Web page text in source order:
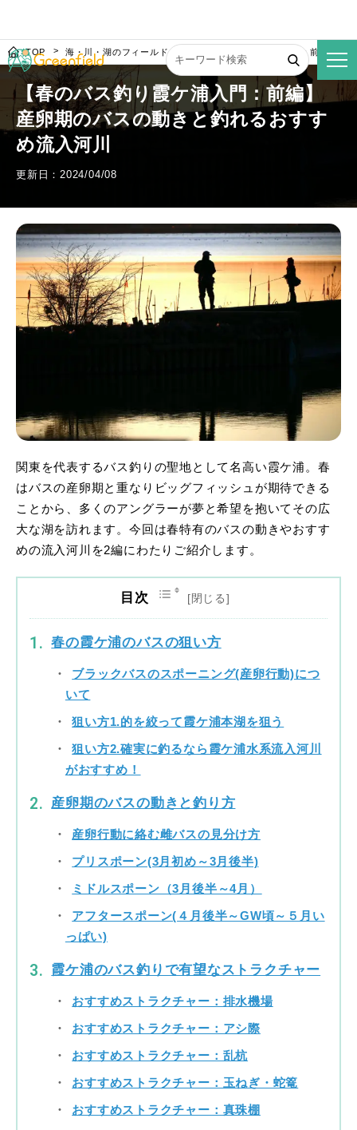
TOP 海・川・湖のフィールド 【春のバス釣り霞ケ浦入門：前編】産
【春のバス釣り霞ケ浦入門：前編】
産卵期のバスの動きと釣れるおすす
め流入河川
更新日：2024/04/08
関東を代表するバス釣りの聖地として名高い霞ケ浦。春
はバスの産卵期と重なりビッグフィッシュが期待できる
ことから、多くのアングラーが夢と希望を抱いてその広
大な湖を訪れます。今回は春特有のバスの動きやおすす
めの流入河川を2編にわたりご紹介します。
目次
春の霞ケ浦のバスの狙い方
ブラックバスのスポーニング(産卵行動)につ
いて
狙い方1.的を絞って霞ケ浦本湖を狙う
狙い方2.確実に釣るなら霞ケ浦水系流入河川
がおすすめ！
産卵期のバスの動きと釣り方
産卵行動に絡む雌バスの見分け方
プリスポーン(3月初め～3月後半)
ミドルスポーン（3月後半～4月）
アフタースポーン(４月後半～GW頃～５月い
っぱい)
霞ケ浦のバス釣りで有望なストラクチャー
おすすめストラクチャー：排水機場
おすすめストラクチャー：アシ際
おすすめストラクチャー：乱杭
おすすめストラクチャー：玉ねぎ・蛇篭
おすすめストラクチャー：真珠棚